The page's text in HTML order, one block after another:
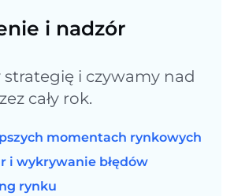
i nadzór
strategię i czywamy nad
cały rok.
momentach rynkowych
i wykrywanie błędów
rynku